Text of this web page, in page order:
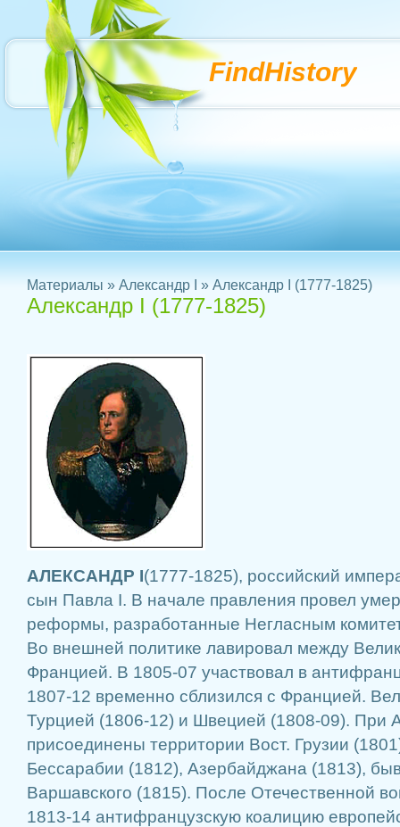
FindHistory
Материалы » Александр I » Александр I (1777-1825)
Александр I (1777-1825)
АЛЕКСАНДР I(1777-1825), российский
сын Павла I. В начале правления провел
реформы, разработанные Негласным
Во внешней политике лавировал между
Францией. В 1805-07 участвовал в
1807-12 временно сблизился с Францией.
Турцией (1806-12) и Швецией (1808-09). При
присоединены территории Вост. Грузии
Бессарабии (1812), Азербайджана (1813),
Варшавского (1815). После Отечественной
1813-14 антифранцузскую коалицию